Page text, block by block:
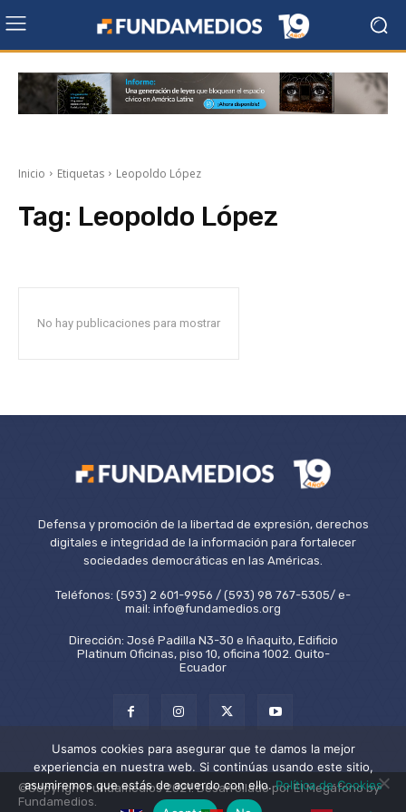
Inicio Etiquetas Leopoldo López
Tag: Leopoldo López
No hay publicaciones para mostrar
Defensa y promoción de la libertad de expresión, derechos
digitales e integridad de la información para fortalecer
sociedades democráticas en las Américas.
Teléfonos: (593) 2 601-9956 / (593) 98 767-5305/ e-
mail: info@fundamedios.org
Dirección: José Padilla N3-30 e Iñaquito, Edificio
Platinum Oficinas, piso 10, oficina 1002. Quito-
Ecuador
©Copyright Fundamedios 2021. Desarrollado por El Megáfono by
Fundamedios.
Usamos cookies para asegurar que te damos la mejor
experiencia en nuestra web. Si continúas usando este sitio,
asumiremos que estás de acuerdo con ello.Política de Cookies